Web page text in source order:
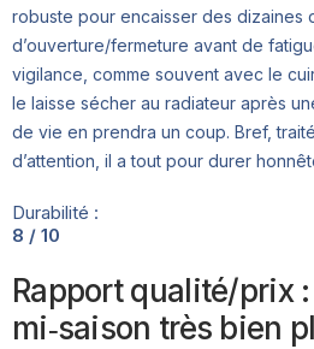
robuste pour encaisser des dizaines
d’ouverture/fermeture avant de
vigilance, comme souvent avec le
le laisse sécher au radiateur après
de vie en prendra un coup. Bref,
d’attention, il a tout pour durer
Durabilité :
8 / 10
Rapport qualité/prix
mi‑saison très bien